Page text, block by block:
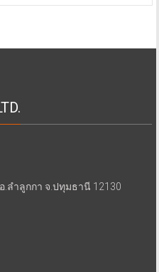
ลำลูกกา จ.ปทุมธานี 12130